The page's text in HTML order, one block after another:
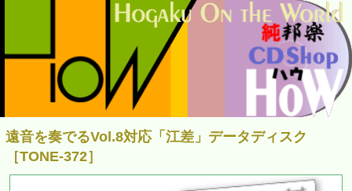
遠音を奏でるVol.8対応「江差」データディスク
［TONE-372］